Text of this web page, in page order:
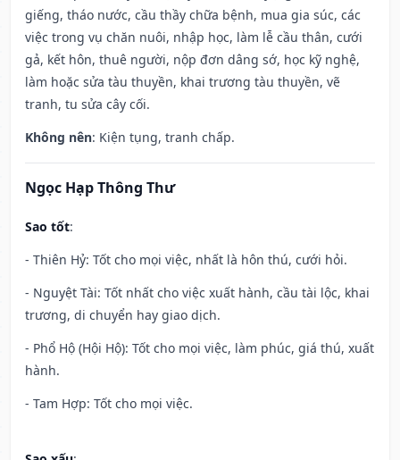
giếng, tháo nước, cầu thầy chữa bệnh, mua gia súc, các
việc trong vụ chăn nuôi, nhập học, làm lễ cầu thân, cưới
gả, kết hôn, thuê người, nộp đơn dâng sớ, học kỹ nghệ,
làm hoặc sửa tàu thuyền, khai trương tàu thuyền, vẽ
tranh, tu sửa cây cối.
Không nên: Kiện tụng, tranh chấp.
Ngọc Hạp Thông Thư
Sao tốt:
- Thiên Hỷ: Tốt cho mọi việc, nhất là hôn thú, cưới hỏi.
- Nguyệt Tài: Tốt nhất cho việc xuất hành, cầu tài lộc, khai
trương, di chuyển hay giao dịch.
- Phổ Hộ (Hội Hộ): Tốt cho mọi việc, làm phúc, giá thú, xuất
hành.
- Tam Hợp: Tốt cho mọi việc.